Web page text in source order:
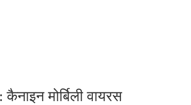
मोर्बिली वायरस